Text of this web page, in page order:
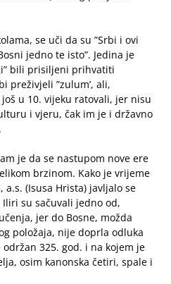
se uči da su ”Srbi i ovi
jedno te isto”. Jedina je
bili prisiljeni prihvatiti
preživjeli ”zulum’, ali,
u 10. vijeku ratovali, jer nisu
i vjeru, čak im je i državno
je da se nastupom nove ere
brzinom. Kako je vrijeme
(Isusa Hrista) javljalo se
su sačuvali jedno od,
jer do Bosne, možda
položaja, nije doprla odluka
325. god. i na kojem je
osim kanonska četiri, spale i